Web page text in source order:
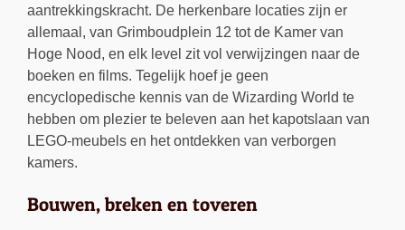
aantrekkingskracht. De herkenbare locaties zijn er
allemaal, van Grimboudplein 12 tot de Kamer van
Hoge Nood, en elk level zit vol verwijzingen naar de
boeken en films. Tegelijk hoef je geen
encyclopedische kennis van de Wizarding World te
hebben om plezier te beleven aan het kapotslaan van
LEGO-meubels en het ontdekken van verborgen
kamers.
Bouwen, breken en toveren